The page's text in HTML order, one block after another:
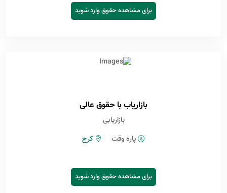
برای مشاهده حقوق وارد شوید
بازاریاب با حقوق عالی
بازاریابی
پاره وقت
کرج
برای مشاهده حقوق وارد شوید